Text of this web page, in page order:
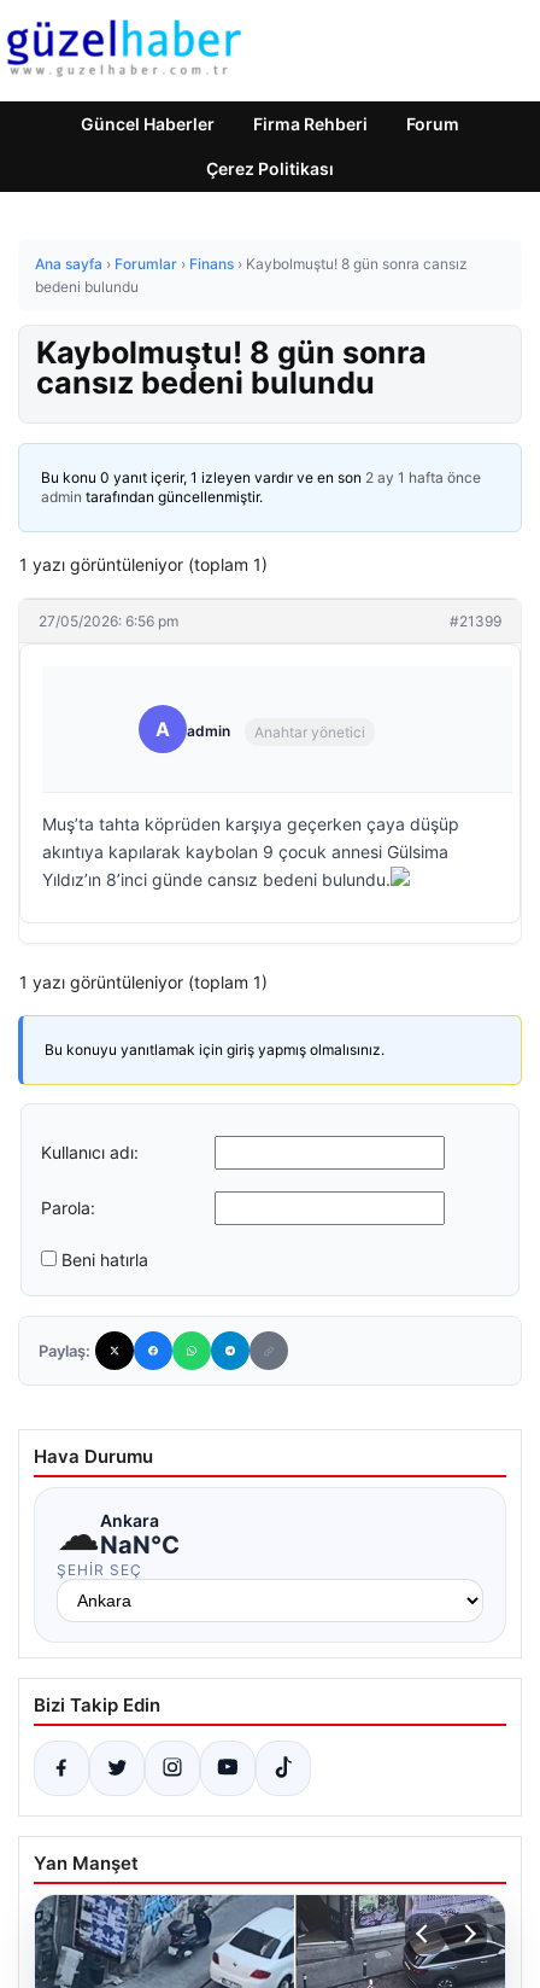
Güncel Haberler Firma Rehberi Forum
Çerez Politikası
Ana sayfa › Forumlar › Finans › Kaybolmuştu! 8 gün sonra cansız
bedeni bulundu
Kaybolmuştu! 8 gün sonra
cansız bedeni bulundu
Bu konu 0 yanıt içerir, 1 izleyen vardır ve en son 2 ay 1 hafta önce
admin tarafından güncellenmiştir.
1 yazı görüntüleniyor (toplam 1)
27/05/2026: 6:56 pm #21399
A admin Anahtar yönetici
Muş’ta tahta köprüden karşıya geçerken çaya düşüp
akıntıya kapılarak kaybolan 9 çocuk annesi Gülsima
Yıldız’ın 8’inci günde cansız bedeni bulundu.
1 yazı görüntüleniyor (toplam 1)
Bu konuyu yanıtlamak için giriş yapmış olmalısınız.
Kullanıcı adı:
Parola:
Beni hatırla
Paylaş:
Hava Durumu
☁Ankara
NaN°C
ŞEHIR SEÇ
Bizi Takip Edin
Yan Manşet